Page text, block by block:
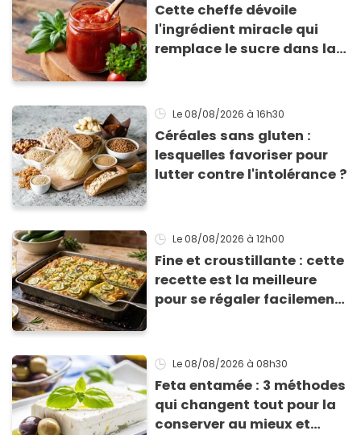
Cette cheffe dévoile
l'ingrédient miracle qui
remplace le sucre dans la
Le 08/08/2026 à 16h30
Céréales sans gluten :
lesquelles favoriser pour
lutter contre l'intolérance ?
Le 08/08/2026 à 12h00
Fine et croustillante : cette
recette est la meilleure
pour se régaler facilement
Le 08/08/2026 à 08h30
Feta entamée : 3 méthodes
qui changent tout pour la
conserver au mieux et